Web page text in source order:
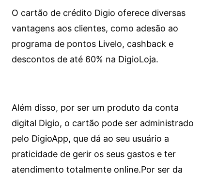
O cartão de crédito Digio oferece diversas
vantagens aos clientes, como adesão ao
programa de pontos Livelo, cashback e
descontos de até 60% na DigioLoja.
Além disso, por ser um produto da conta
digital Digio, o cartão pode ser administrado
pelo DigioApp, que dá ao seu usuário a
praticidade de gerir os seus gastos e ter
atendimento totalmente online.Por ser da